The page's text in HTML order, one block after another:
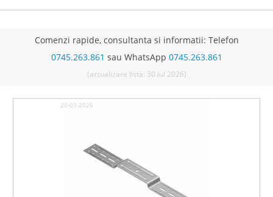
Comenzi rapide, consultanta si informatii: Telefon
0745.263.861 sau WhatsApp 0745.263.861
(actualizare lista: 30 iul 2026)
20-03-2026